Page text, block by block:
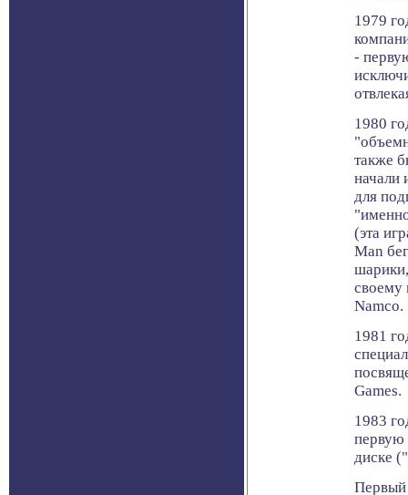
1979
-
1980
также
начали
для
(эта
Man
своему
Namco.
1981
Games.
1983
первую
диске
Первый